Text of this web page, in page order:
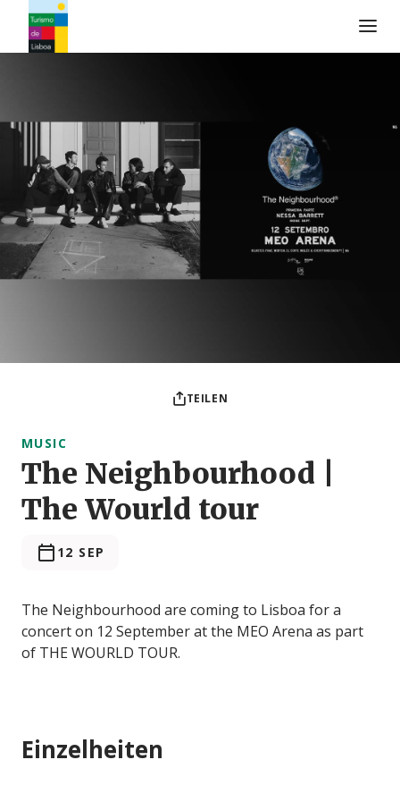
TEILEN
MUSIC
The Neighbourhood |
The Wourld tour
12 SEP
The Neighbourhood are coming to Lisboa for a
concert on 12 September at the MEO Arena as part
of THE WOURLD TOUR.
Einzelheiten